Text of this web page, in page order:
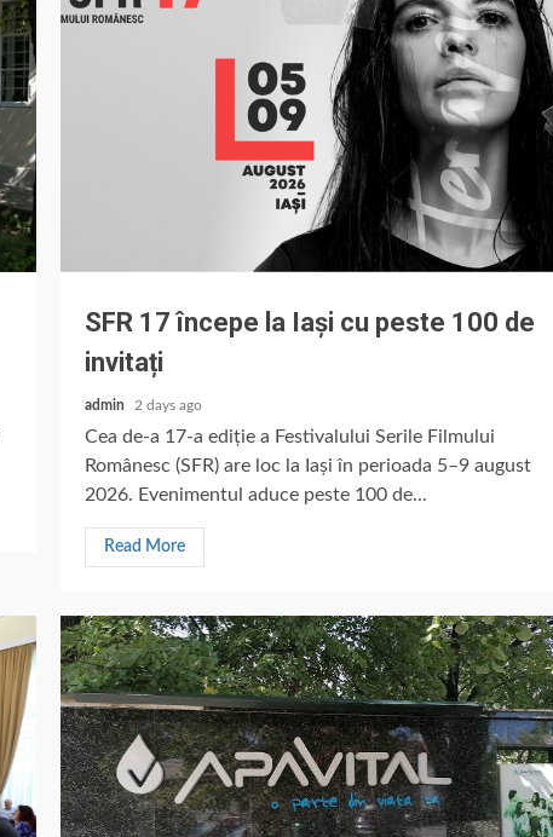
SFR 17 începe la Iași cu peste 100 de
invitați
admin 2 days ago
Cea de-a 17-a ediție a Festivalului Serile Filmului
Românesc (SFR) are loc la Iași în perioada 5–9 august
2026. Evenimentul aduce peste 100 de...
Read More